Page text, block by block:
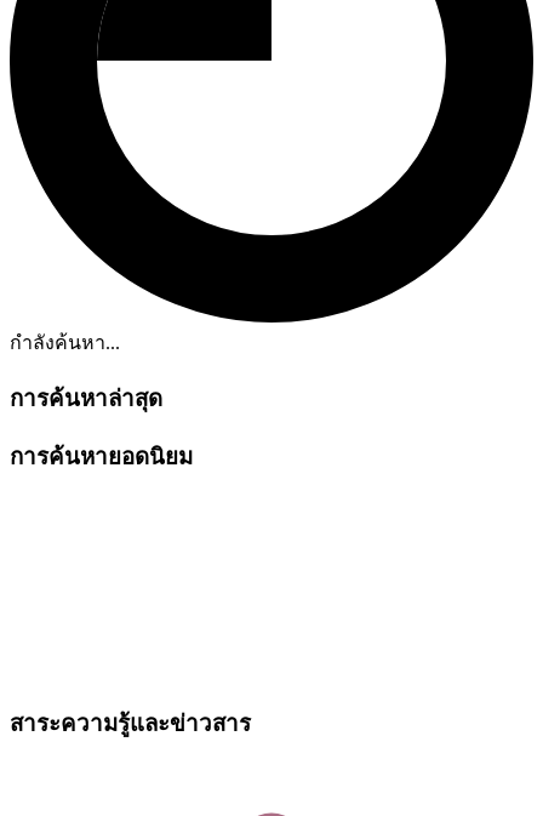
กำลังค้นหา...
การค้นหาล่าสุด
การค้นหายอดนิยม
สาระความรู้และข่าวสาร